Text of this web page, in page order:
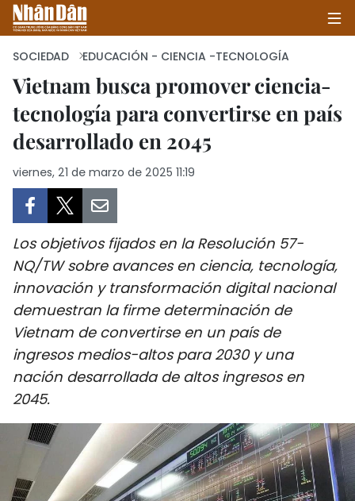
INICIO
POLÍTICA
SALUD - MEDIO AMBIENTE
CULTURA - ENTRETENIMIENTO
INTERNACIONAL
DEPORTES
PUENTE DE AMISTAD
HISTORIAS MULTIMEDIA
SOCIEDAD EDUCACIÓN - CIENCIA -TECNOLOGÍA
Vietnam busca promover ciencia-
tecnología para convertirse en país
desarrollado en 2045
viernes, 21 de marzo de 2025 11:19
Los objetivos fijados en la Resolución 57-
NQ/TW sobre avances en ciencia, tecnología,
innovación y transformación digital nacional
demuestran la firme determinación de
Vietnam de convertirse en un país de
ingresos medios-altos para 2030 y una
nación desarrollada de altos ingresos en
2045.